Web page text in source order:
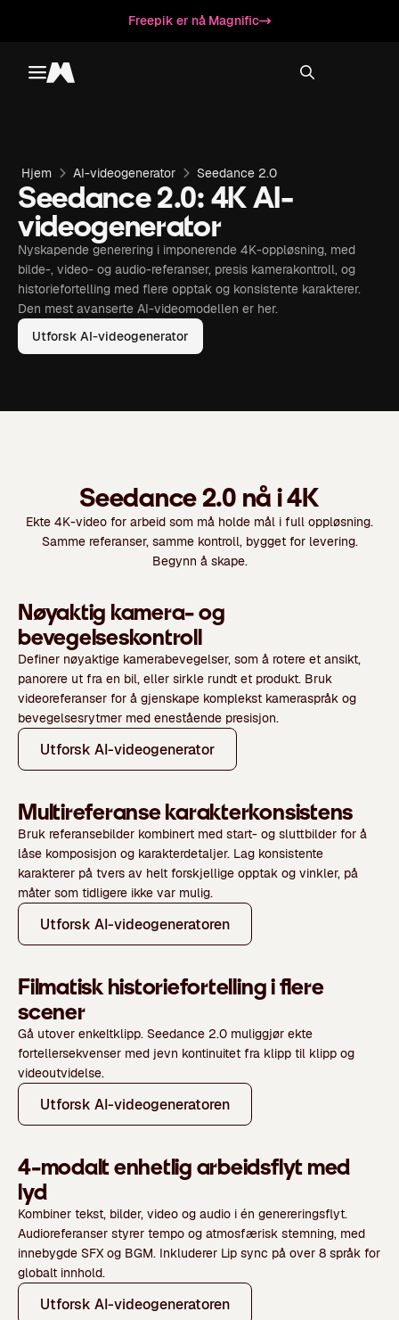
Freepik er nå Magnific
Toggle menu
Magnific
Hjem AI-videogenerator Seedance 2.0
Seedance 2.0: 4K AI-
videogenerator
Nyskapende generering i imponerende 4K-oppløsning, med
bilde-, video- og audio-referanser, presis kamerakontroll, og
historiefortelling med flere opptak og konsistente karakterer.
Den mest avanserte AI-videomodellen er her.
Utforsk AI-videogenerator
Seedance 2.0 nå i 4K
Ekte 4K-video for arbeid som må holde mål i full oppløsning.
Samme referanser, samme kontroll, bygget for levering.
Begynn å skape.
Nøyaktig kamera- og
bevegelseskontroll
Definer nøyaktige kamerabevegelser, som å rotere et ansikt,
panorere ut fra en bil, eller sirkle rundt et produkt. Bruk
videoreferanser for å gjenskape komplekst kameraspråk og
bevegelsesrytmer med enestående presisjon.
Utforsk AI-videogenerator
Multireferanse karakterkonsistens
Bruk referansebilder kombinert med start- og sluttbilder for å
låse komposisjon og karakterdetaljer. Lag konsistente
karakterer på tvers av helt forskjellige opptak og vinkler, på
måter som tidligere ikke var mulig.
Utforsk AI-videogeneratoren
Filmatisk historiefortelling i flere
scener
Gå utover enkeltklipp. Seedance 2.0 muliggjør ekte
fortellersekvenser med jevn kontinuitet fra klipp til klipp og
videoutvidelse.
Utforsk AI-videogeneratoren
4-modalt enhetlig arbeidsflyt med
lyd
Kombiner tekst, bilder, video og audio i én genereringsflyt.
Audioreferanser styrer tempo og atmosfærisk stemning, med
innebygde SFX og BGM. Inkluderer Lip sync på over 8 språk for
globalt innhold.
Utforsk AI-videogeneratoren